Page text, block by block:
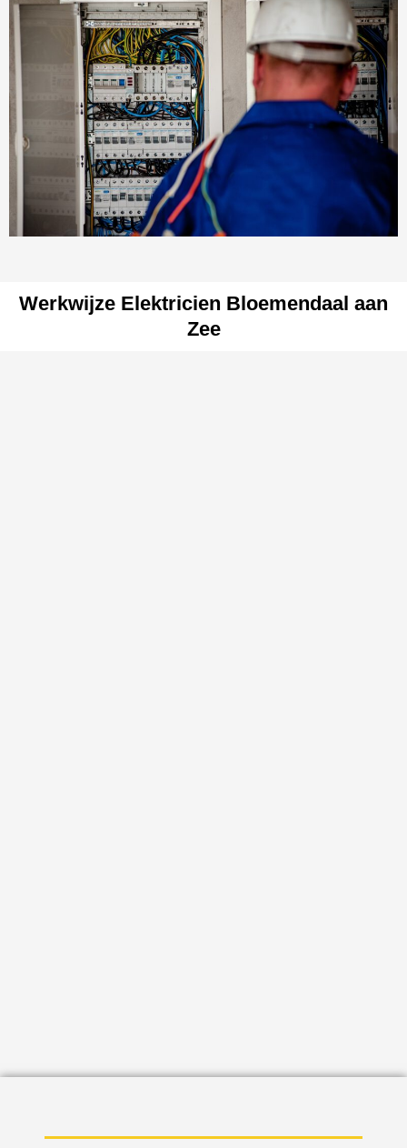
Werkwijze Elektricien Bloemendaal aan
Zee